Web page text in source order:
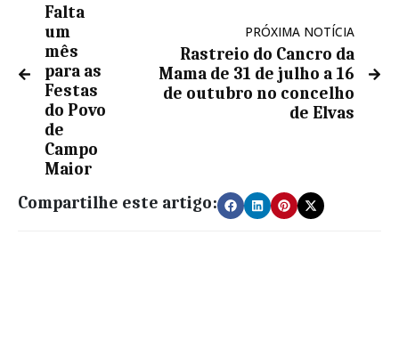
Falta
um
mês
para as
Festas
do Povo
de
Campo
Maior
PRÓXIMA NOTÍCIA
Rastreio do Cancro da
Mama de 31 de julho a 16
de outubro no concelho
de Elvas
Compartilhe este artigo: